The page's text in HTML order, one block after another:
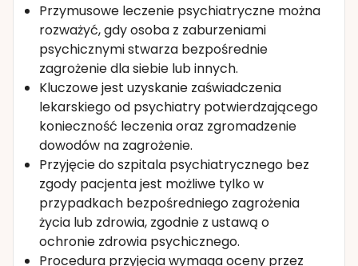
Przymusowe leczenie psychiatryczne można
rozważyć, gdy osoba z zaburzeniami
psychicznymi stwarza bezpośrednie
zagrożenie dla siebie lub innych.
Kluczowe jest uzyskanie zaświadczenia
lekarskiego od psychiatry potwierdzającego
konieczność leczenia oraz zgromadzenie
dowodów na zagrożenie.
Przyjęcie do szpitala psychiatrycznego bez
zgody pacjenta jest możliwe tylko w
przypadkach bezpośredniego zagrożenia
życia lub zdrowia, zgodnie z ustawą o
ochronie zdrowia psychicznego.
Procedura przyjęcia wymaga oceny przez